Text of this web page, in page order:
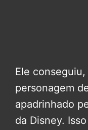
Ele
personagem
apadrinhado
da Disney.